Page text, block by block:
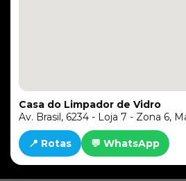
Casa do Limpador de Vidro
Av. Brasil, 6234 - Loja 7 - Zona 6,
📍 Rotas 💬 WhatsApp